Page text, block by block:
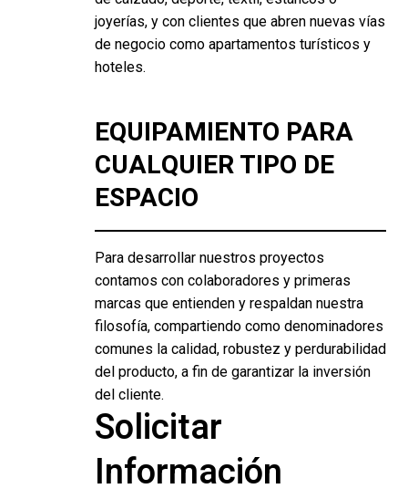
joyerías, y con clientes que abren nuevas vías
de negocio como apartamentos turísticos y
hoteles.
EQUIPAMIENTO PARA
CUALQUIER TIPO DE
ESPACIO
Para desarrollar nuestros proyectos
contamos con colaboradores y primeras
marcas que entienden y respaldan nuestra
filosofía, compartiendo como denominadores
comunes la calidad, robustez y perdurabilidad
del producto, a fin de garantizar la inversión
del cliente.
Solicitar
Información